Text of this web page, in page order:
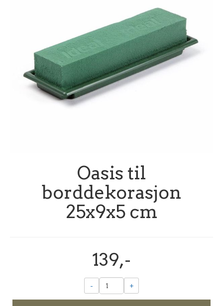
Oasis til
borddekorasjon
25x9x5 cm
139,-
- +